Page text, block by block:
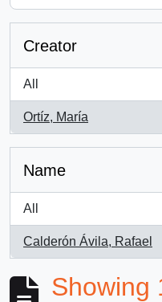
Creator
All
Ortíz, María
, 1 results
Name
All
Calderón Ávila, Rafael
, 1 results
Showing